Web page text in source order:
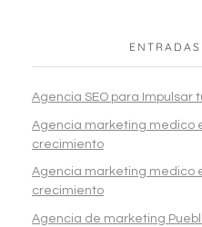
Agencia SEO para Impulsar
Agencia marketing medico
crecimiento
Agencia marketing medico
crecimiento
Agencia de marketing